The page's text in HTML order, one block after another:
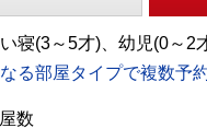
寝(3～5才)、幼児(0～2
る部屋タイプで複数予
数